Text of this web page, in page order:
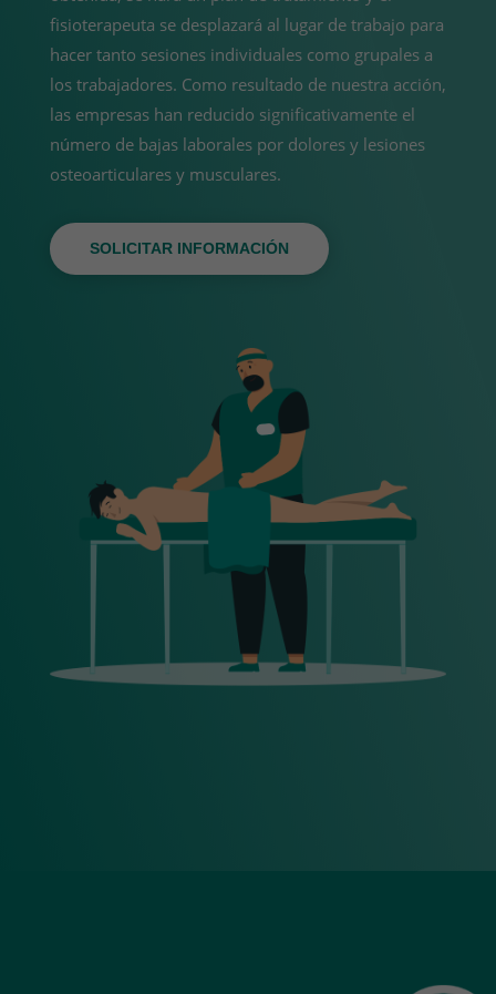
fisioterapeuta se desplazará al lugar de trabajo para
hacer tanto sesiones individuales como grupales a
los trabajadores. Como resultado de nuestra acción,
las empresas han reducido significativamente el
número de bajas laborales por dolores y lesiones
osteoarticulares y musculares.
SOLICITAR INFORMACIÓN